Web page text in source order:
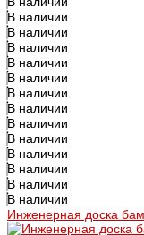
В наличии
В наличии
В наличии
В наличии
В наличии
В наличии
В наличии
В наличии
В наличии
В наличии
В наличии
В наличии
В наличии
Инженерная доска